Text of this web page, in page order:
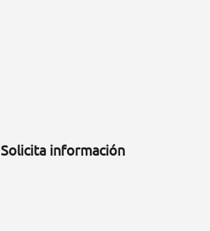
Solicita información